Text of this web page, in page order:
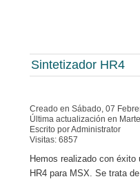
Sintetizador HR4
Creado en Sábado, 07
Última actualización en
Escrito por Administrator
Visitas: 6857
Hemos realizado con
HR4 para MSX. Se trata